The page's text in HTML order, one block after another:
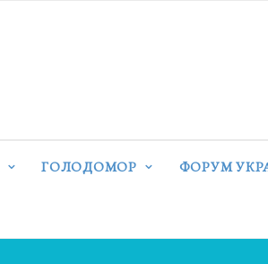
ГОЛОДОМОР ФОРУМ